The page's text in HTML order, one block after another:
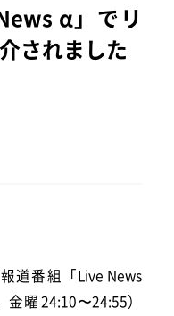
α」でリ
されました
道番組「Live News
曜 24:10〜24:55）